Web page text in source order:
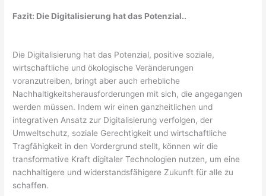
Fazit: Die Digitalisierung hat das Potenzial..
Die Digitalisierung hat das Potenzial, positive soziale,
wirtschaftliche und ökologische Veränderungen
voranzutreiben, bringt aber auch erhebliche
Nachhaltigkeitsherausforderungen mit sich, die angegangen
werden müssen. Indem wir einen ganzheitlichen und
integrativen Ansatz zur Digitalisierung verfolgen, der
Umweltschutz, soziale Gerechtigkeit und wirtschaftliche
Tragfähigkeit in den Vordergrund stellt, können wir die
transformative Kraft digitaler Technologien nutzen, um eine
nachhaltigere und widerstandsfähigere Zukunft für alle zu
schaffen.